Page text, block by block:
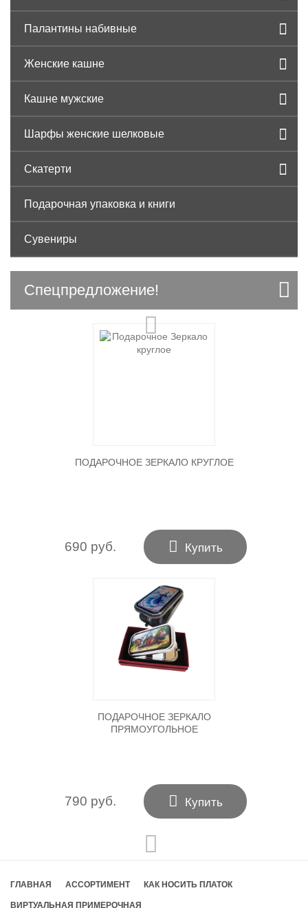
Палантины набивные
Женские кашне
Кашне мужские
Шарфы женские шелковые
Скатерти
Подарочная упаковка и книги
Сувениры
Спецпредложение!
ПОДАРОЧНОЕ ЗЕРКАЛО КРУГЛОЕ
690 руб.  Купить
ПОДАРОЧНОЕ ЗЕРКАЛО
ПРЯМОУГОЛЬНОЕ
790 руб.  Купить
ГЛАВНАЯ АССОРТИМЕНТ КАК НОСИТЬ ПЛАТОК
ВИРТУАЛЬНАЯ ПРИМЕРОЧНАЯ